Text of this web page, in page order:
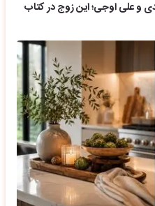
و علی اوجی؛ این زوج در کتاب